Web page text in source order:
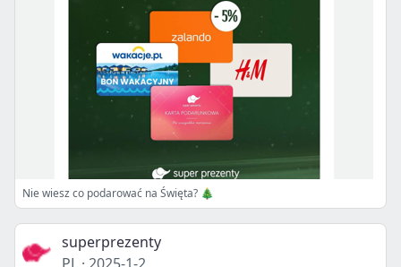
Nie wiesz co podarować na Święta? 🎄
superprezenty